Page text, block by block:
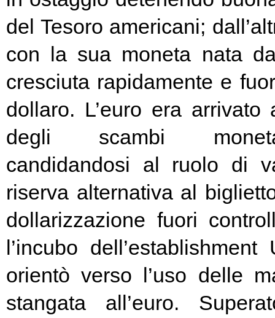
del Tesoro americani;
con la sua moneta nata
cresciuta rapidamente e
dollaro. L’euro era
degli scambi
candidandosi al ruolo di
riserva alternativa al
dollarizzazione fuori
l’incubo
orientò verso l’uso delle
stangata all’euro.